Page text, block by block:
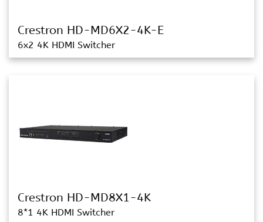
Crestron HD-MD6X2-4K-E
6x2 4K HDMI Switcher
Crestron HD-MD8X1-4K
8*1 4K HDMI Switcher